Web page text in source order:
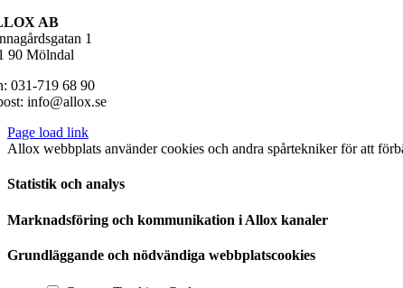
AB
1
90 Mölndal
031-719 68 90
info@allox.se
Page load link
Allox webbplats använder cookies och andra spårtekniker för att
Statistik och analys
Marknadsföring och kommunikation i Allox kanaler
Grundläggande och nödvändiga webbplatscookies